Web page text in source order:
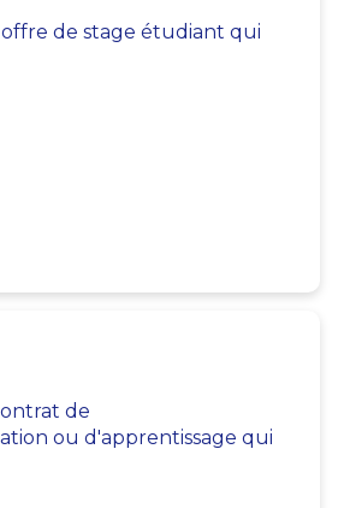
de stage étudiant qui
de
ou d'apprentissage qui